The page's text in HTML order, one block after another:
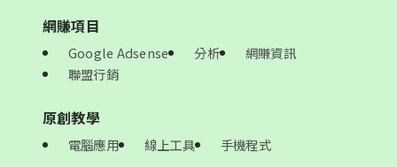
網賺項目
Google Adsense 分析
網賺資訊
聯盟行銷
原創教學
電腦應用 線上工具 手機程式